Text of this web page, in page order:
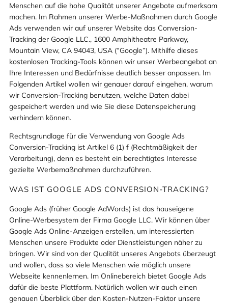
Menschen auf die hohe Qualität unserer Angebote aufmerksam
machen. Im Rahmen unserer Werbe-Maßnahmen durch Google
Ads verwenden wir auf unserer Website das Conversion-
Tracking der Google LLC., 1600 Amphitheatre Parkway,
Mountain View, CA 94043, USA (“Google”). Mithilfe dieses
kostenlosen Tracking-Tools können wir unser Werbeangebot an
Ihre Interessen und Bedürfnisse deutlich besser anpassen. Im
Folgenden Artikel wollen wir genauer darauf eingehen, warum
wir Conversion-Tracking benutzen, welche Daten dabei
gespeichert werden und wie Sie diese Datenspeicherung
verhindern können.
Rechtsgrundlage für die Verwendung von Google Ads
Conversion-Tracking ist Artikel 6 (1) f (Rechtmäßigkeit der
Verarbeitung), denn es besteht ein berechtigtes Interesse
gezielte Werbemaßnahmen durchzuführen.
WAS IST GOOGLE ADS CONVERSION-TRACKING?
Google Ads (früher Google AdWords) ist das hauseigene
Online-Werbesystem der Firma Google LLC. Wir können über
Google Ads Online-Anzeigen erstellen, um interessierten
Menschen unsere Produkte oder Dienstleistungen näher zu
bringen. Wir sind von der Qualität unseres Angebots überzeugt
und wollen, dass so viele Menschen wie möglich unsere
Webseite kennenlernen. Im Onlinebereich bietet Google Ads
dafür die beste Plattform. Natürlich wollen wir auch einen
genauen Überblick über den Kosten-Nutzen-Faktor unsere